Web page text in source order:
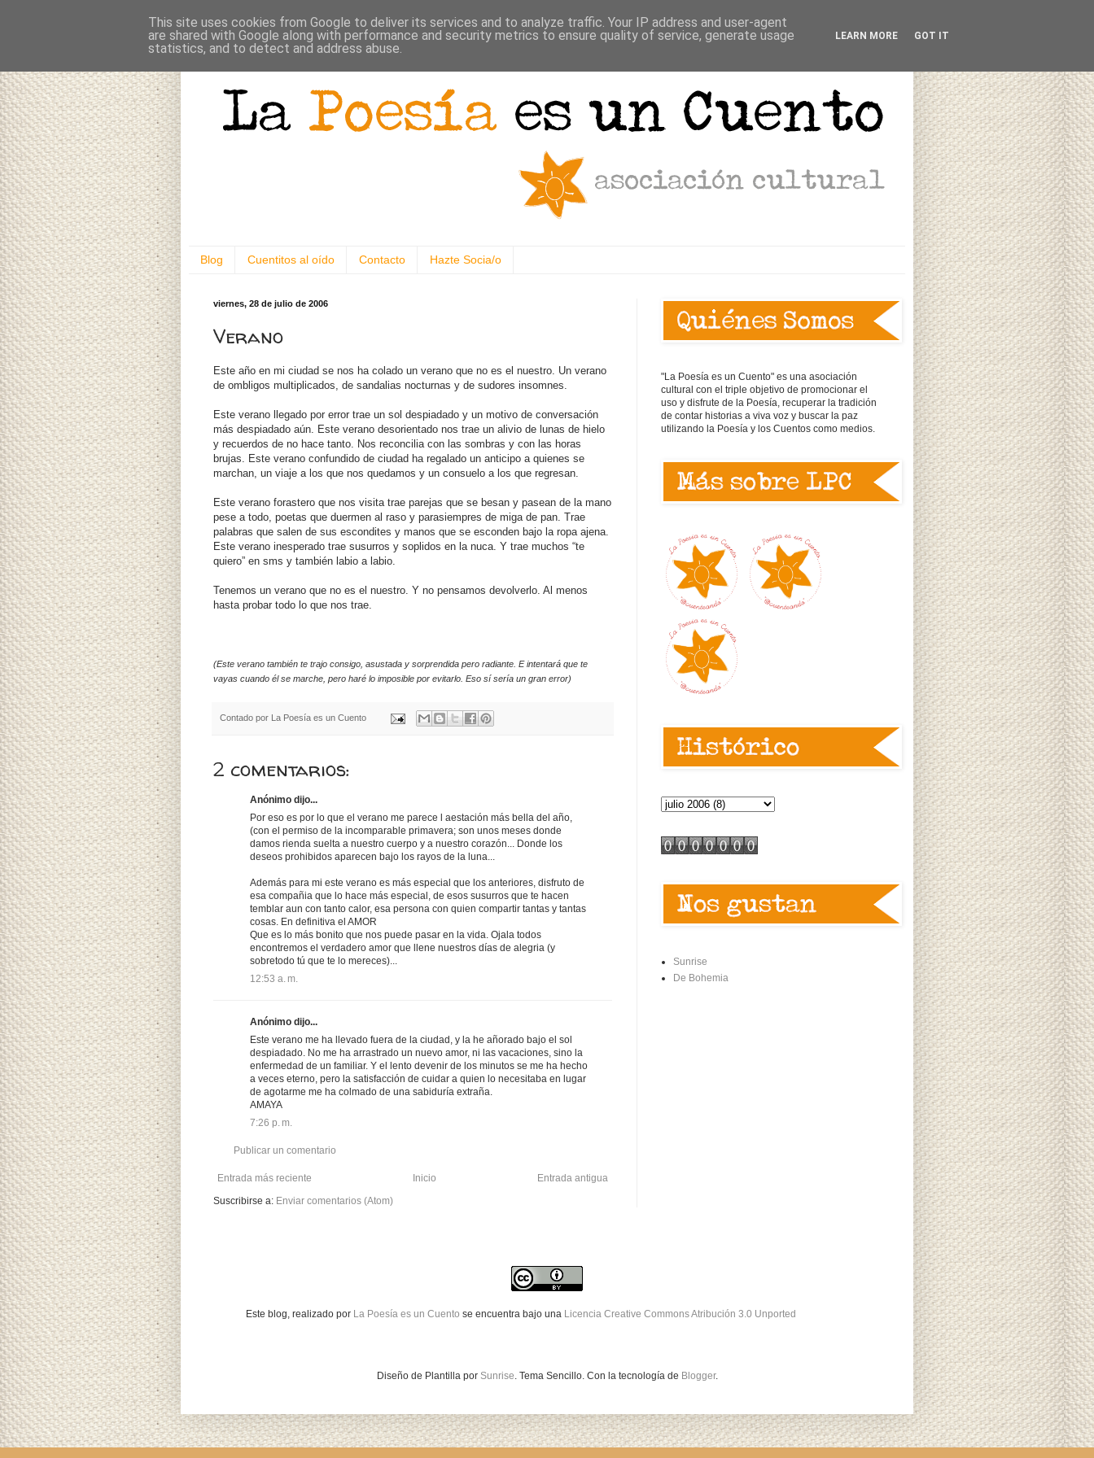
Blog Cuentitos al oído Contacto Hazte Socia/o
viernes, 28 de julio de 2006
Verano
Este año en mi ciudad se nos ha colado un verano que no es el nuestro. Un verano
de ombligos multiplicados, de sandalias nocturnas y de sudores insomnes.
Este verano llegado por error trae un sol despiadado y un motivo de conversación
más despiadado aún. Este verano desorientado nos trae un alivio de lunas de hielo
y recuerdos de no hace tanto. Nos reconcilia con las sombras y con las horas
brujas. Este verano confundido de ciudad ha regalado un anticipo a quienes se
marchan, un viaje a los que nos quedamos y un consuelo a los que regresan.
Este verano forastero que nos visita trae parejas que se besan y pasean de la mano
pese a todo, poetas que duermen al raso y parasiempres de miga de pan. Trae
palabras que salen de sus escondites y manos que se esconden bajo la ropa ajena.
Este verano inesperado trae susurros y soplidos en la nuca. Y trae muchos “te
quiero” en sms y también labio a labio.
Tenemos un verano que no es el nuestro. Y no pensamos devolverlo. Al menos
hasta probar todo lo que nos trae.
(Este verano también te trajo consigo, asustada y sorprendida pero radiante. E intentará que te
vayas cuando él se marche, pero haré lo imposible por evitarlo. Eso sí sería un gran error)
Contado por La Poesía es un Cuento
2 comentarios:
Anónimo dijo...
Por eso es por lo que el verano me parece l aestación más bella del año,
(con el permiso de la incomparable primavera; son unos meses donde
damos rienda suelta a nuestro cuerpo y a nuestro corazón... Donde los
deseos prohibidos aparecen bajo los rayos de la luna...
Además para mi este verano es más especial que los anteriores, disfruto de
esa compañia que lo hace más especial, de esos susurros que te hacen
temblar aun con tanto calor, esa persona con quien compartir tantas y tantas
cosas. En definitiva el AMOR
Que es lo más bonito que nos puede pasar en la vida. Ojala todos
encontremos el verdadero amor que llene nuestros días de alegria (y
sobretodo tú que te lo mereces)...
12:53 a. m.
Anónimo dijo...
Este verano me ha llevado fuera de la ciudad, y la he añorado bajo el sol
despiadado. No me ha arrastrado un nuevo amor, ni las vacaciones, sino la
enfermedad de un familiar. Y el lento devenir de los minutos se me ha hecho
a veces eterno, pero la satisfacción de cuidar a quien lo necesitaba en lugar
de agotarme me ha colmado de una sabiduría extraña.
AMAYA
7:26 p. m.
Publicar un comentario
Entrada más reciente Entrada antigua
Inicio
Suscribirse a: Enviar comentarios (Atom)
"La Poesía es un Cuento" es una asociación
cultural con el triple objetivo de promocionar el
uso y disfrute de la Poesía, recuperar la tradición
de contar historias a viva voz y buscar la paz
utilizando la Poesía y los Cuentos como medios.
Sunrise
De Bohemia
Este blog, realizado por La Poesía es un Cuento se encuentra bajo una Licencia Creative Commons Atribución 3.0 Unported
Diseño de Plantilla por Sunrise. Tema Sencillo. Con la tecnología de Blogger.
This site uses cookies from Google to deliver its services and to analyze traffic. Your IP address and user-agent
are shared with Google along with performance and security metrics to ensure quality of service, generate usage
statistics, and to detect and address abuse.
LEARN MORE GOT IT